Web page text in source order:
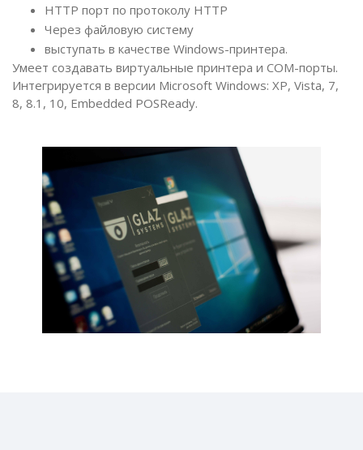
HTTP порт по протоколу HTTP
Через файловую систему
выступать в качестве Windows-принтера.
Умеет создавать виртуальные принтера и COM-порты.
Интегрируется в версии Microsoft Windows: XP, Vista, 7,
8, 8.1, 10, Embedded POSReady.